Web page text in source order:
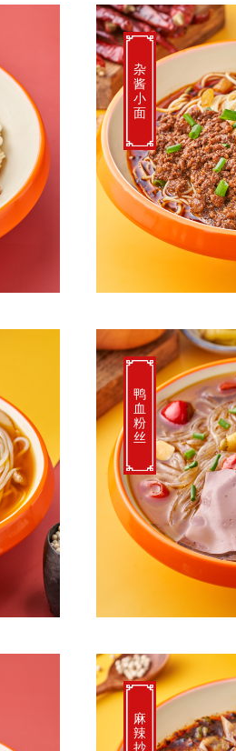
杂
酱
小
面
鸭
血
粉
丝
麻
辣
抄